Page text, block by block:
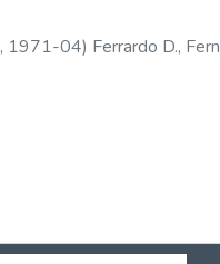
, 1971-04) Ferrardo D.,